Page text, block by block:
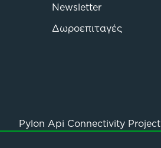
Newsletter
Δωροεπιταγές
Pylon Api Connectivity Project